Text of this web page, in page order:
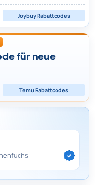
JoybuyRabattcodes
für neue
Temu Rabattcodes